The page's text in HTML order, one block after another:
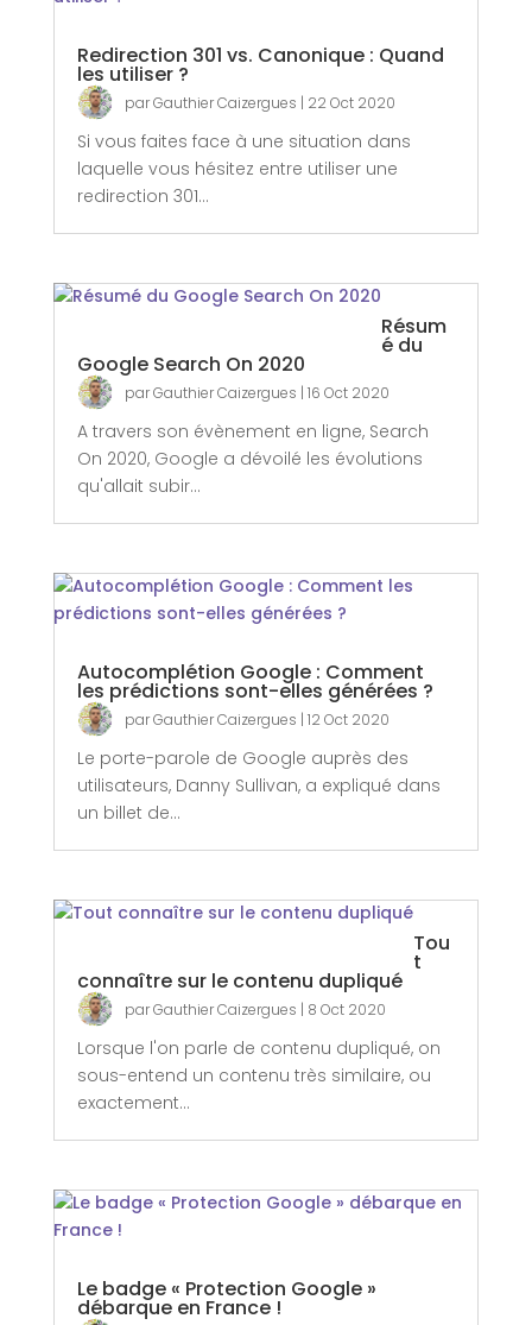
Redirection 301 vs. Canonique : Quand
les utiliser ?
parGauthier Caizergues | 22 Oct 2020
Si vous faites face à une situation dans
laquelle vous hésitez entre utiliser une
redirection 301...
Résum
é du
Google Search On 2020
parGauthier Caizergues | 16 Oct 2020
A travers son évènement en ligne, Search
On 2020, Google a dévoilé les évolutions
qu'allait subir...
Autocomplétion Google : Comment
les prédictions sont-elles générées ?
parGauthier Caizergues | 12 Oct 2020
Le porte-parole de Google auprès des
utilisateurs, Danny Sullivan, a expliqué dans
un billet de...
Tou
t
connaître sur le contenu dupliqué
parGauthier Caizergues | 8 Oct 2020
Lorsque l'on parle de contenu dupliqué, on
sous-entend un contenu très similaire, ou
exactement...
Le badge « Protection Google »
débarque en France !